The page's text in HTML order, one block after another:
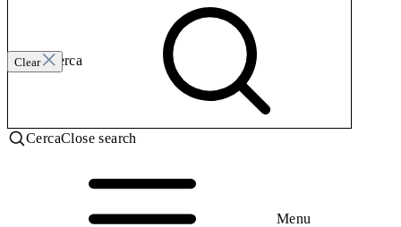
Clear
Invia ricerca
CercaClose search
Menu